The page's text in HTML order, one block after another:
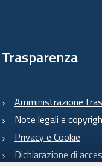
Trasparenza
Amministrazione
Note legali e
Privacy e Cookie
Dichiarazione di